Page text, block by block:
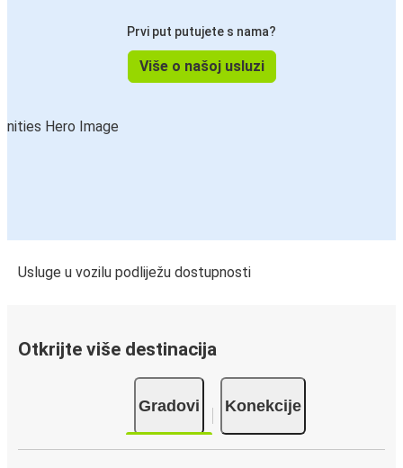
Prvi put putujete s nama?
Više o našoj usluzi
Usluge u vozilu podliježu dostupnosti
Otkrijte više destinacija
Gradovi Konekcije